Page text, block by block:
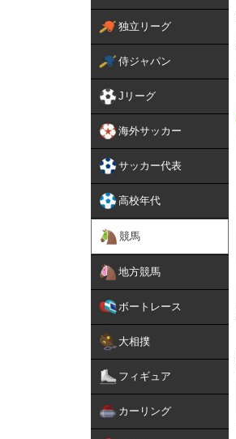
独立リーグ
侍ジャパン
Jリーグ
海外サッカー
サッカー代表
高校年代
競馬
地方競馬
ボートレース
大相撲
フィギュア
カーリング